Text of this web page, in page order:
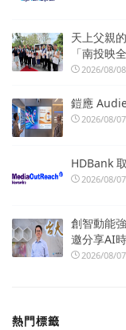
天上父親
「南投映
2026/08/08
鎧應
2026/08/07
HDBank
2026/08/07
創智動能
邀分享AI
2026/08/07
熱門標籤